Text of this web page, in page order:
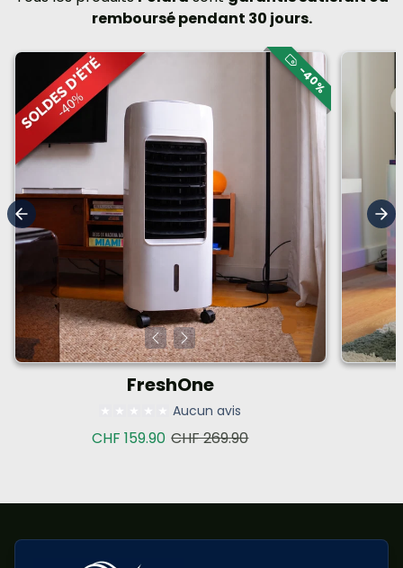
remboursé pendant 30 jours.
-40%
FreshOne
Aucun avis
Prix de vente
CHF 159.90 Prix habituel
CHF 269.90